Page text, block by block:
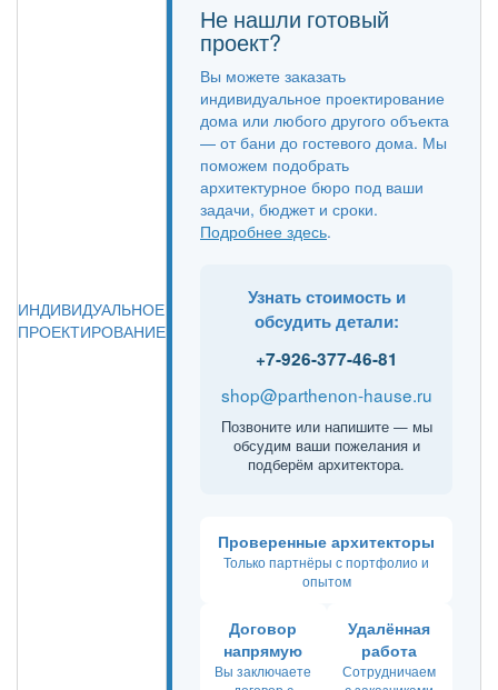
ИНДИВИДУАЛЬНОЕ
ПРОЕКТИРОВАНИЕ
Не нашли готовый
проект?
Вы можете заказать
индивидуальное проектирование
дома или любого другого объекта
— от бани до гостевого дома. Мы
поможем подобрать
архитектурное бюро под ваши
задачи, бюджет и сроки.
Подробнее здесь.
Узнать стоимость и
обсудить детали:
+7-926-377-46-81
shop@parthenon-hause.ru
Позвоните или напишите — мы
обсудим ваши пожелания и
подберём архитектора.
Проверенные архитекторы
Только партнёры с портфолио и
опытом
Договор
напрямую
Вы заключаете
Удалённая
работа
Сотрудничаем